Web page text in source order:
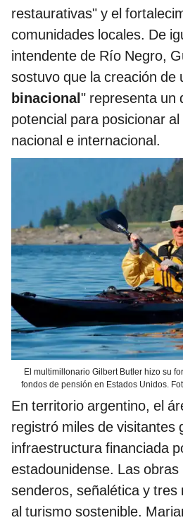
restaurativas" y el
comunidades locales. De
intendente de Río Negro,
sostuvo que la creación de
binacional" representa un
potencial para posicionar
nacional e internacional.
El multimillonario Gilbert Butler hizo su
fondos de pensión en Estados Unidos.
En territorio argentino, el
registró miles de visitantes
infraestructura financiada
estadounidense. Las obras
senderos, señalética y tres
al turismo sostenible.